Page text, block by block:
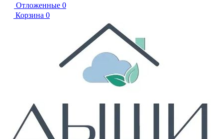
Отложенные 0
Корзина 0